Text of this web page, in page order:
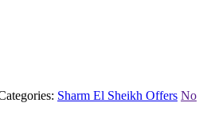
Sharm El Sheikh Offers No